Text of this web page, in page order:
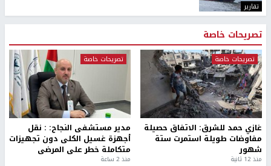
تقارير
تصريحات خاصة
تصريحات خاصة
غازي حمد للشرق: الاتفاق حصيلة
مفاوضات طويلة استمرت ستة
شهور
منذ 12 ثانية
تصريحات خاصة
مدير مستشفى النجاح: : نقل
أجهزة غسيل الكلى دون تجهيزات
متكاملة خطر على المرضى
منذ 2 ساعة